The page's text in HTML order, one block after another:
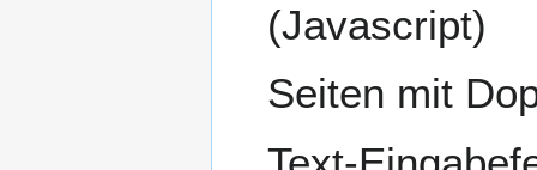
(Javascript)
Seiten mit